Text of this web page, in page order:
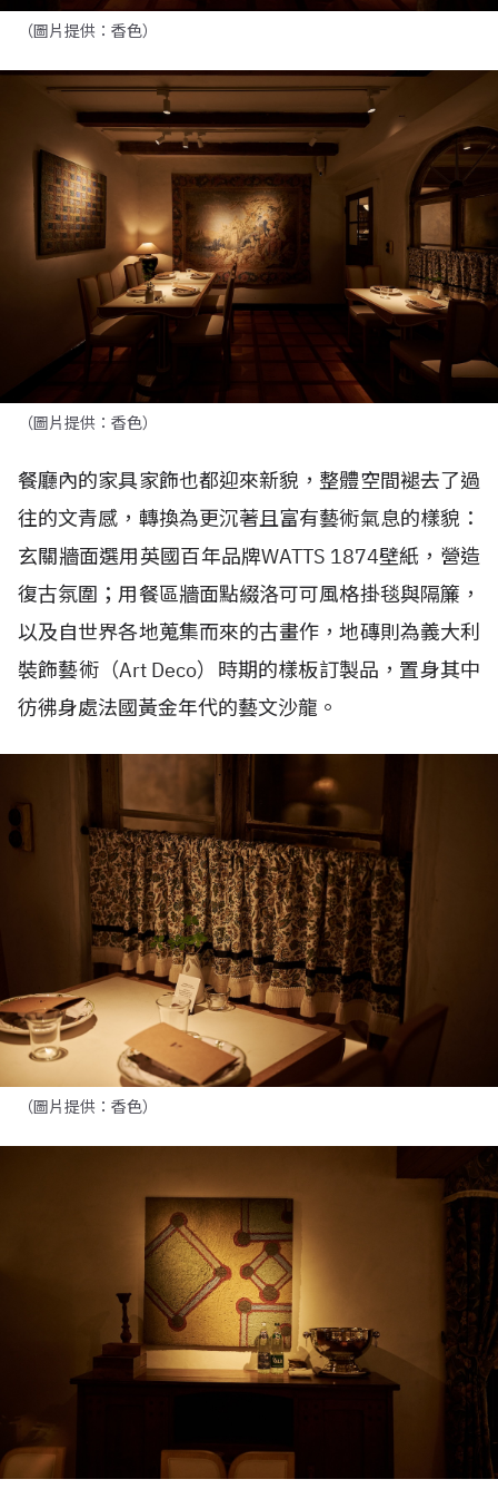
（圖片提供：香色）
（圖片提供：香色）
餐廳內的家具家飾也都迎來新貌，整體空間褪去了過
往的文青感，轉換為更沉著且富有藝術氣息的樣貌：
玄關牆面選用英國百年品牌WATTS 1874壁紙，營造
復古氛圍；用餐區牆面點綴洛可可風格掛毯與隔簾，
以及自世界各地蒐集而來的古畫作，地磚則為義大利
裝飾藝術（Art Deco）時期的樣板訂製品， 置身其中
彷彿身處法國黃金年代的藝文沙龍。
（圖片提供：香色）